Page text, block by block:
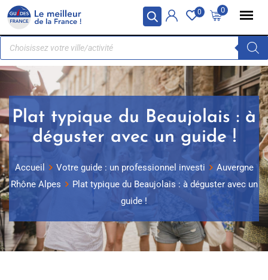
Panneau de gestion des cookies 0
0
Plat typique du Beaujolais : à
déguster avec un guide !
Accueil Votre guide : un professionnel investi
Auvergne
Rhône Alpes
Plat typique du Beaujolais : à déguster avec un
guide !